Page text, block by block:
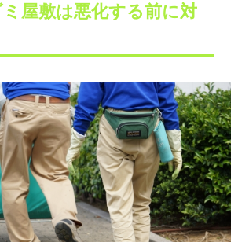
ミ屋敷は悪化する前に対